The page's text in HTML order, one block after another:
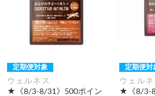
定期便対象
ウェルネス
★《8/3-8/31》500ポイン
定期便対
ウェルネ
★《8/3-